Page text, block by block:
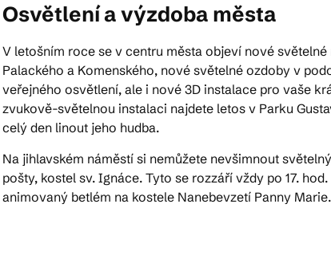
Osvětlení a výzdoba města
V letošním roce se v centru města objeví nové
Palackého a Komenského, nové světelné ozdoby v
veřejného osvětlení, ale i nové 3D instalace pro vaše
zvukově-světelnou instalaci najdete letos v Parku
celý den linout jeho hudba.
Na jihlavském náměstí si nemůžete nevšimnout
pošty, kostel sv. Ignáce. Tyto se rozzáří vždy po 17.
animovaný betlém na kostele Nanebevzetí Panny Marie.